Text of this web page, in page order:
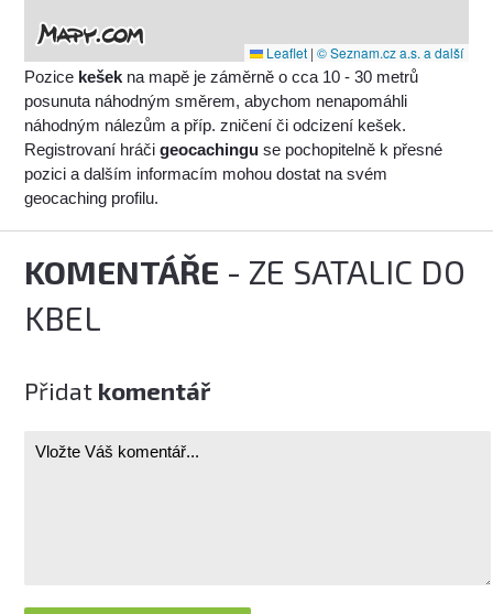
Leaflet | © Seznam.cz a.s. a další
Pozice kešek na mapě je záměrně o cca 10 - 30 metrů
posunuta náhodným směrem, abychom nenapomáhli
náhodným nálezům a příp. zničení či odcizení kešek.
Registrovaní hráčigeocachingu se pochopitelně k přesné
pozici a dalším informacím mohou dostat na svém
geocaching profilu.
KOMENTÁŘE - ZE SATALIC DO
KBEL
Přidat komentář